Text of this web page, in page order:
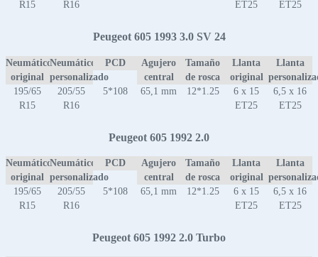
R15
R16
ET25
ET25
Peugeot 605 1993 3.0 SV 24
Neumático
original
Neumático
personalizado
PCD
Agujero
central
Tamaño
de rosca
Llanta
original
Llanta
195/65
R15
205/55
R16
5*108 65,1 mm 12*1.25
6 x 15
ET25
6,5 x 16
ET25
Peugeot 605 1992 2.0
Neumático
original
Neumático
personalizado
PCD
Agujero
central
Tamaño
de rosca
Llanta
original
Llanta
195/65
R15
205/55
R16
5*108 65,1 mm 12*1.25
6 x 15
ET25
6,5 x 16
ET25
Peugeot 605 1992 2.0 Turbo